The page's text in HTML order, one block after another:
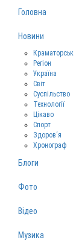
Головна
Новини
Краматорськ
Регіон
Україна
Світ
Суспільство
Технології
Цікаво
Спорт
Здоров‘я
Хронограф
Блоги
Фото
Відео
Музика